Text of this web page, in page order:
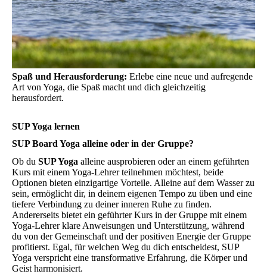
Spaß und Herausforderung: Erlebe eine neue und aufregende
Art von Yoga, die Spaß macht und dich gleichzeitig
herausfordert.
SUP Yoga lernen
SUP Board Yoga alleine oder in der Gruppe?
Ob du SUP Yoga alleine ausprobieren oder an einem geführten
Kurs mit einem Yoga-Lehrer teilnehmen möchtest, beide
Optionen bieten einzigartige Vorteile. Alleine auf dem Wasser zu
sein, ermöglicht dir, in deinem eigenen Tempo zu üben und eine
tiefere Verbindung zu deiner inneren Ruhe zu finden.
Andererseits bietet ein geführter Kurs in der Gruppe mit einem
Yoga-Lehrer klare Anweisungen und Unterstützung, während
du von der Gemeinschaft und der positiven Energie der Gruppe
profitierst. Egal, für welchen Weg du dich entscheidest, SUP
Yoga verspricht eine transformative Erfahrung, die Körper und
Geist harmonisiert.